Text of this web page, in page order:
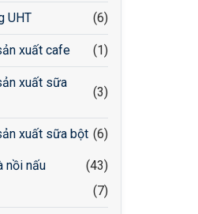
UHT (6)
xuất cafe (1)
xuất sữa
(3)
xuất sữa bột (6)
nồi nấu
(43)
(7)